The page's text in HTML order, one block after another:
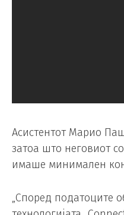
Асистентот Марио
затоа што неговиот
имаше минимален
„Според податоците